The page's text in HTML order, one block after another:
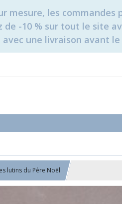
les commandes
10 % sur tout le site
une livraison avant
lutins du Père Noël